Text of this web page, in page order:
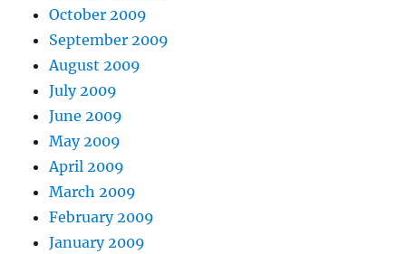
October 2009
September 2009
August 2009
July 2009
June 2009
May 2009
April 2009
March 2009
February 2009
January 2009